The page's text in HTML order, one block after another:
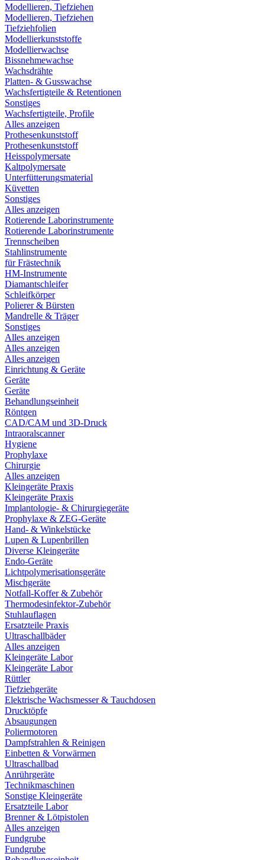
Modellieren, Tiefziehen
Modellieren, Tiefziehen
Tiefziehfolien
Modellierkunststoffe
Modellierwachse
Bissnehmewachse
Wachsdrähte
Platten- & Gusswachse
Wachsfertigteile & Retentionen
Sonstiges
Wachsfertigteile, Profile
Alles anzeigen
Prothesenkunststoff
Prothesenkunststoff
Heisspolymersate
Kaltpolymersate
Unterfütterungsmaterial
Küvetten
Sonstiges
Alles anzeigen
Rotierende Laborinstrumente
Rotierende Laborinstrumente
Trennscheiben
Stahlinstrumente
für Frästechnik
HM-Instrumente
Diamantschleifer
Schleifkörper
Polierer & Bürsten
Mandrelle & Träger
Sonstiges
Alles anzeigen
Alles anzeigen
Alles anzeigen
Einrichtung & Geräte
Geräte
Geräte
Behandlungseinheit
Röntgen
CAD/CAM und 3D-Druck
Intraoralscanner
Hygiene
Prophylaxe
Chirurgie
Alles anzeigen
Kleingeräte Praxis
Kleingeräte Praxis
Implantologie- & Chirurgiegeräte
Prophylaxe & ZEG-Geräte
Hand- & Winkelstücke
Lupen & Lupenbrillen
Diverse Kleingeräte
Endo-Geräte
Lichtpolymerisationsgeräte
Mischgeräte
Notfall-Koffer & Zubehör
Thermodesinfektor-Zubehör
Stuhlauflagen
Ersatzteile Praxis
Ultraschallbäder
Alles anzeigen
Kleingeräte Labor
Kleingeräte Labor
Rüttler
Tiefziehgeräte
Elektrische Wachsmesser & Tauchdosen
Drucktöpfe
Absaugungen
Poliermotoren
Dampfstrahlen & Reinigen
Einbetten & Vorwärmen
Ultraschallbad
Anrührgeräte
Technikmaschinen
Sonstige Kleingeräte
Ersatzteile Labor
Brenner & Lötpistolen
Alles anzeigen
Fundgrube
Fundgrube